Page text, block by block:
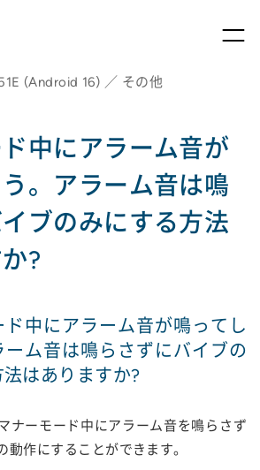
(Android 16) ／ その他
中にアラーム音が
。アラーム音は鳴
ブのみにする方法
?
ド中にアラーム音が鳴ってし
ーム音は鳴らさずにバイブの
はありますか?
ナーモード中にアラーム音を鳴らさず
動作にすることができます。